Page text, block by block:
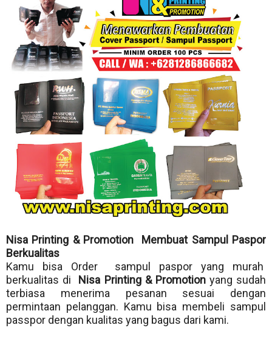
Nisa Printing & Promotion Membuat Sampul Paspor
Berkualitas
Kamu bisa Order sampul paspor yang murah
berkualitas di
Nisa Printing & Promotion yang sudah
terbiasa menerima pesanan sesuai dengan
permintaan pelanggan. Kamu bisa membeli sampul
passpor dengan kualitas yang bagus dari kami.